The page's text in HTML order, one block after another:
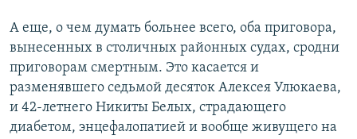
А еще, о чем думать больнее всего, оба приговора,
вынесенных в столичных районных судах, сродни
приговорам смертным. Это касается и
разменявшего седьмой десяток Алексея Улюкаева,
и 42-летнего Никиты Белых, страдающего
диабетом, энцефалопатией и вообще живущего на